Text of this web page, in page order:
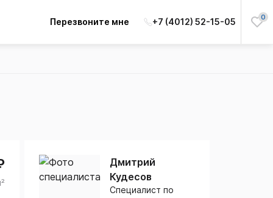
Перезвоните мне +7 (4012) 52-15-05 0
Дмитрий
Кудесов
Специалист по